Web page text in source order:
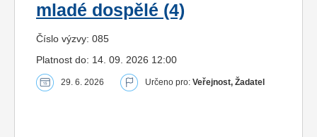
mladé dospělé (4)
Číslo výzvy: 085
Platnost do: 14. 09. 2026 12:00
29. 6. 2026 Určeno pro: Veřejnost, Žadatel